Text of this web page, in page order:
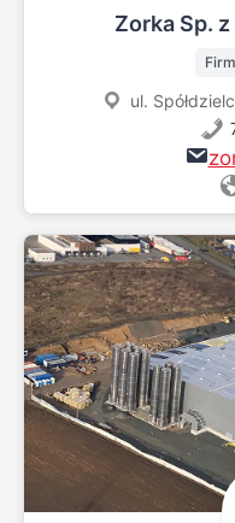
Zorka Sp.
ul.